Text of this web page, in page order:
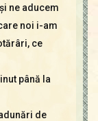
ne aducem
noi i-am
ce
până la
de